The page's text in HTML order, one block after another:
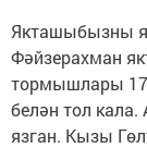
Якташыбызны
Фәйзерахман
тормышлары 17
белән тол кала.
язган. Кызы